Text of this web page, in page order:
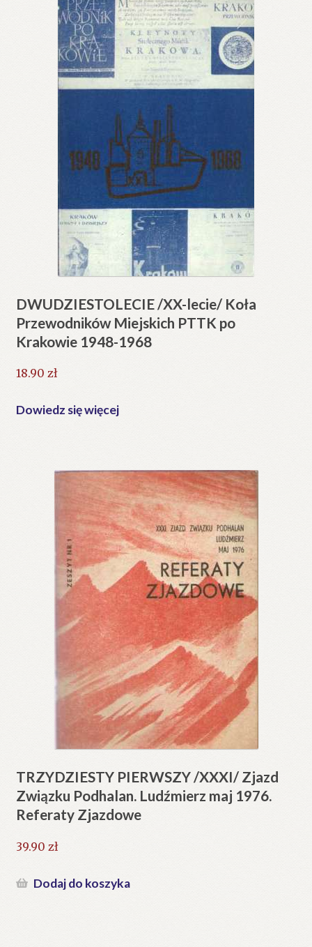
DWUDZIESTOLECIE /XX-lecie/ Koła
Przewodników Miejskich PTTK po
Krakowie 1948-1968
18.90 zł
Dowiedz się więcej
TRZYDZIESTY PIERWSZY /XXXI/ Zjazd
Związku Podhalan. Ludźmierz maj 1976.
Referaty Zjazdowe
39.90 zł
Dodaj do koszyka